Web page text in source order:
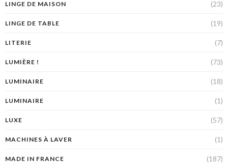
LINGE DE MAISON (23)
LINGE DE TABLE (19)
LITERIE (7)
LUMIÈRE ! (73)
LUMINAIRE (18)
LUMINAIRE (1)
LUXE (57)
MACHINES À LAVER (1)
MADE IN FRANCE (187)